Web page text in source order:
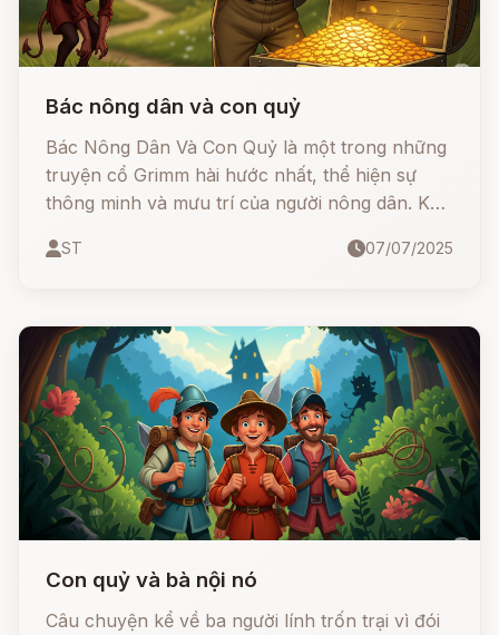
Bác nông dân và con quỷ
Bác Nông Dân Và Con Quỷ là một trong những
truyện cổ Grimm hài hước nhất, thể hiện sự
thông minh và mưu trí của người nông dân. Khi
lấy kho báu, bác nông dân không hề sợ hãi.
mà bỏ chạy về hang.
ST 07/07/2025
Con quỷ và bà nội nó
Câu chuyện kể về ba người lính trốn trại vì đói